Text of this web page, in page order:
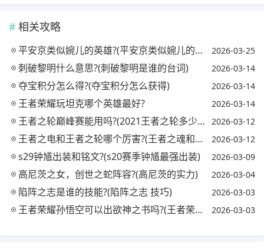
相关攻略
平安京类似婉儿的英雄?(平安京类似婉儿的英雄名字) 2026-03-25
刺破黎明什么意思?(刺破黎明是谁的台词) 2026-03-14
夺宝积分怎么得?(夺宝积分怎么获得) 2026-03-14
王者荣耀玩坦克哪个英雄最好? 2026-03-14
王者之轮巅峰赛能用吗?(2021王者之轮多少钱能出) 2026-03-12
王者之电和王者之轮哪个厉害?(王者之魂和王者之轮) 2026-03-12
s29钟馗出装和铭文?(s20赛季钟馗最强出装) 2026-03-09
高尼茨之女，创世之蛇阵容?(高尼茨的实力) 2026-03-04
陷阵之志是谁的技能?(陷阵之志 技巧) 2026-03-03
王者荣耀孙悟空可以出欲神之书吗?(王者荣耀孙悟空可以出欲神之书吗怎么获得) 2026-03-03